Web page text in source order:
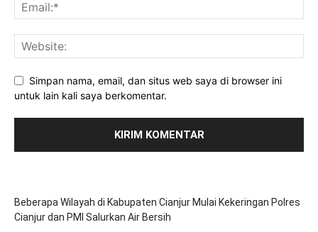
Simpan nama, email, dan situs web saya di browser ini
untuk lain kali saya berkomentar.
Beberapa Wilayah di Kabupaten Cianjur Mulai Kekeringan Polres
Cianjur dan PMI Salurkan Air Bersih